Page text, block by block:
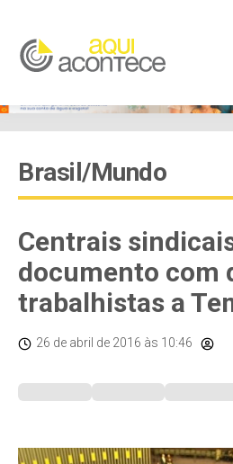
Brasil/Mundo
Centrais
documento com
trabalhistas a
26 de abril de 2016 às 10:46